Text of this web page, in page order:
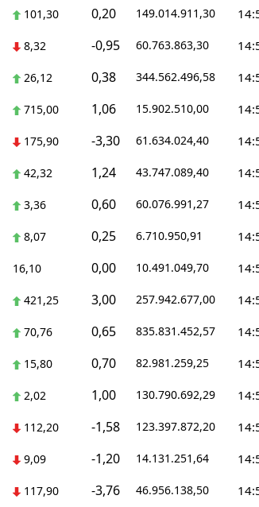
101,30 0,20 149.014.911,30
8,32 -0,95 60.763.863,30
26,12 0,38 344.562.496,58
715,00 1,06 15.902.510,00
175,90 -3,30 61.634.024,40
42,32 1,24 43.747.089,40
3,36 0,60 60.076.991,27
8,07 0,25 6.710.950,91
16,10 0,00 10.491.049,70
421,25 3,00 257.942.677,00
70,76 0,65 835.831.452,57
15,80 0,70 82.981.259,25
2,02 1,00 130.790.692,29
112,20 -1,58 123.397.872,20
9,09 -1,20 14.131.251,64
117,90 -3,76 46.956.138,50